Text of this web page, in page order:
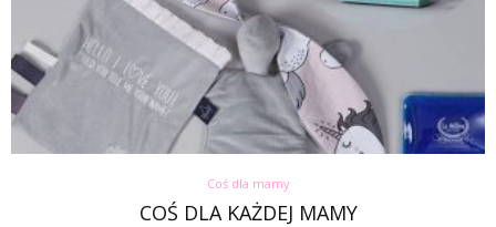
Coś dla mamy
COŚ DLA KAŻDEJ MAMY